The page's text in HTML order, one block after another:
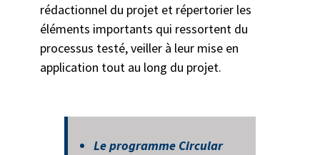
rédactionnel du projet et répertorier les
éléments importants qui ressortent du
processus testé, veiller à leur mise en
application tout au long du projet.
Le programme Circular